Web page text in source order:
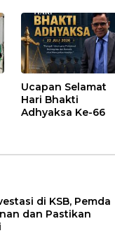
Penegakan Hukum
Ucapan Selamat
Hari Bhakti
Adhyaksa Ke-66
di KSB, Pemda
dan Pastikan